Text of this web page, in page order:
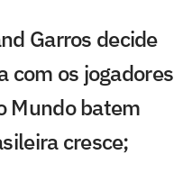
Garros decide
com os jogadores
Mundo batem
cresce;